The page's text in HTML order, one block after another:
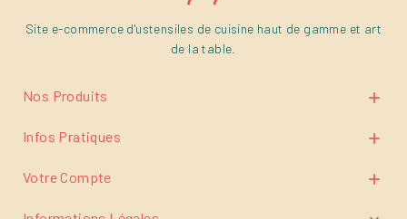
Site e-commerce d'ustensiles de cuisine haut de gamme et art
de la table.
Nos Produits 
Infos Pratiques 
Votre Compte 